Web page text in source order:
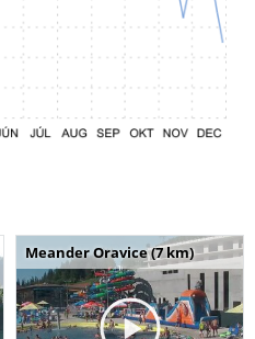
Meander Oravice (7 km)